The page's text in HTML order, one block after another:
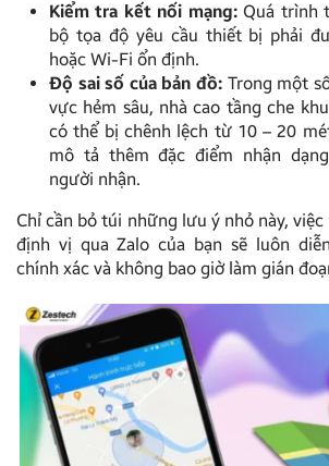
Kiểm tra kết nối mạng:Quá trình
bộ tọa độ yêu cầu thiết bị phải
hoặc Wi-Fi ổn định.
Độ sai số của bản đồ:Trong một
vực hẻm sâu, nhà cao tầng che
có thể bị chênh lệch từ 10 – 20
mô tả thêm đặc điểm nhận
người nhận.
Chỉ cần bỏ túi những lưu ý nhỏ này,
định vị qua Zalo của bạn sẽ luôn
chính xác và không bao giờ làm gián